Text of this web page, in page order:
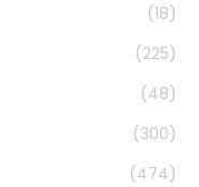
(18)
(225)
(48)
(300)
(474)